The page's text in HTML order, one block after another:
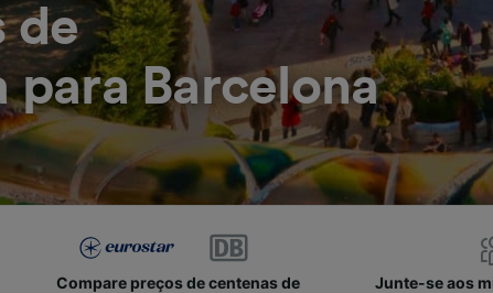
de
para Barcelona
Compare preços de centenas de
Junte-se aos